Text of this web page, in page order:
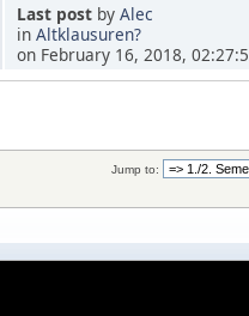
Last postby Alec
in Altklausuren?
on February 16, 2018,
Jump to: